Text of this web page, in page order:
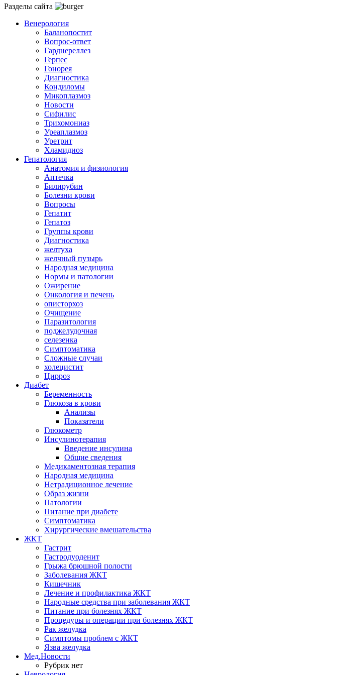
Разделы сайта
Венерология
Баланопостит
Вопрос-ответ
Гарднереллез
Герпес
Гонорея
Диагностика
Кондиломы
Микоплазмоз
Новости
Сифилис
Трихомониаз
Уреаплазмоз
Уретрит
Хламидиоз
Гепатология
Анатомия и физиология
Аптечка
Билирубин
Болезни крови
Вопросы
Гепатит
Гепатоз
Группы крови
Диагностика
желтуха
желчный пузырь
Народная медицина
Нормы и патологии
Ожирение
Онкология и печень
описторхоз
Очищение
Паразитология
поджелудочная
селезенка
Симптоматика
Сложные случаи
холецистит
Цирроз
Диабет
Беременность
Глюкоза в крови
Анализы
Показатели
Глюкометр
Инсулинотерапия
Введение инсулина
Общие сведения
Медикаментозная терапия
Народная медицина
Нетрадиционное лечение
Образ жизни
Патологии
Питание при диабете
Симптоматика
Хирургические вмешательства
ЖКТ
Гастрит
Гастродуоденит
Грыжа брюшной полости
Заболевания ЖКТ
Кишечник
Лечение и профилактика ЖКТ
Народные средства при заболевания ЖКТ
Питание при болезнях ЖКТ
Процедуры и операции при болезнях ЖКТ
Рак желудка
Симптомы проблем с ЖКТ
Язва желудка
Мед.Новости
Рубрик нет